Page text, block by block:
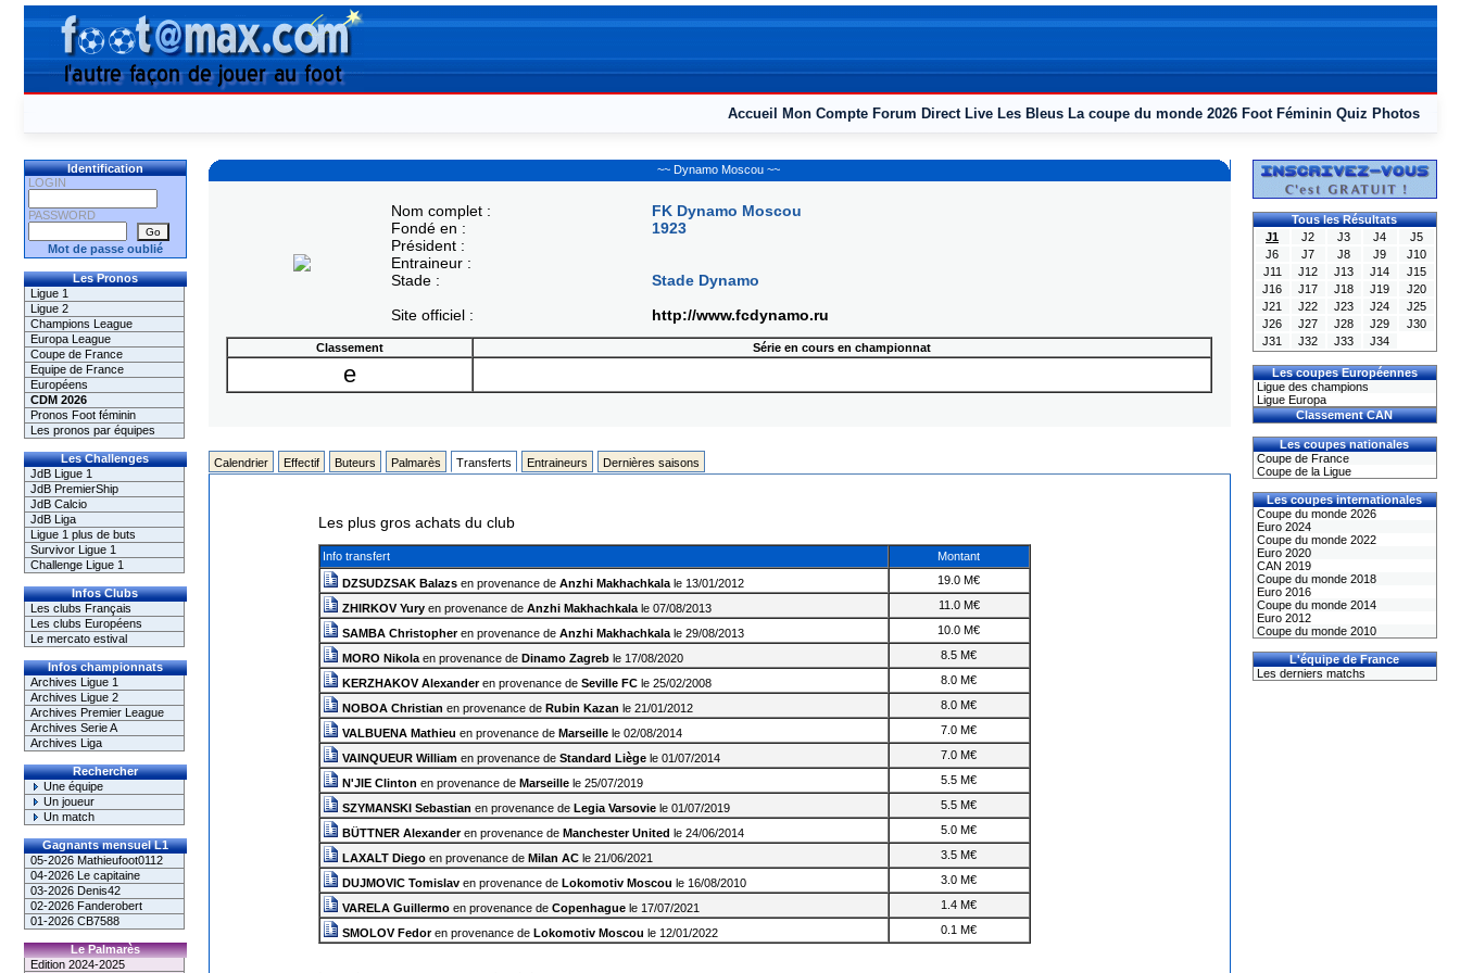
Accueil Mon Compte Forum Direct Live Les Bleus La coupe du monde 2026 Foot Féminin Quiz Photos
Identification
LOGIN
PASSWORD
Mot de passe oublié
Les Pronos
Ligue 1
Ligue 2
Champions League
Europa League
Coupe de France
Equipe de France
Européens
CDM 2026
Pronos Foot féminin
Les pronos par équipes
Les Challenges
JdB Ligue 1
JdB PremierShip
JdB Calcio
JdB Liga
Ligue 1 plus de buts
Survivor Ligue 1
Challenge Ligue 1
Infos Clubs
Les clubs Français
Les clubs Européens
Le mercato estival
Infos championnats
Archives Ligue 1
Archives Ligue 2
Archives Premier League
Archives Serie A
Archives Liga
Rechercher
Une équipe
Un joueur
Un match
Gagnants mensuel L1
05-2026 Mathieufoot0112
04-2026 Le capitaine
03-2026 Denis42
02-2026 Fanderobert
01-2026 CB7588
Le Palmarès
Edition 2024-2025
~~ Dynamo Moscou ~~
Nom complet :
Fondé en :
Président :
Entraineur :
Stade :
Site officiel :
FK Dynamo Moscou
1923
Stade Dynamo
http://www.fcdynamo.ru
Classement Série en cours en championnat
e
Calendrier Effectif Buteurs Palmarès Transferts Entraineurs Dernières saisons
Les plus gros achats du club
Info transfert Montant
DZSUDZSAK Balazsen provenance de Anzhi Makhachkalale 13/01/2012 19.0 M€
ZHIRKOV Yuryen provenance de Anzhi Makhachkalale 07/08/2013 11.0 M€
SAMBA Christopheren provenance de Anzhi Makhachkalale 29/08/2013 10.0 M€
MORO Nikolaen provenance de Dinamo Zagreble 17/08/2020 8.5 M€
KERZHAKOV Alexanderen provenance de Seville FCle 25/02/2008 8.0 M€
NOBOA Christian en provenance de Rubin Kazan le 21/01/2012 8.0 M€
VALBUENA Mathieu en provenance de Marseillele 02/08/2014 7.0 M€
VAINQUEUR William en provenance de Standard Liègele 01/07/2014 7.0 M€
N'JIE Clinton en provenance de Marseillele 25/07/2019 5.5 M€
SZYMANSKI Sebastian en provenance de Legia Varsoviele 01/07/2019 5.5 M€
BÜTTNER Alexanderen provenance de Manchester United le 24/06/2014 5.0 M€
LAXALT Diegoen provenance de Milan ACle 21/06/2021 3.5 M€
DUJMOVIC Tomislaven provenance de Lokomotiv Moscou le 16/08/2010 3.0 M€
VARELA Guillermoen provenance de Copenhaguele 17/07/2021 1.4 M€
SMOLOV Fedoren provenance de Lokomotiv Moscou le 12/01/2022 0.1 M€
Tous les Résultats
J1
J2 J3 J4
J5
J6
J7 J8 J9
J10
J11
J12 J13 J14
J15
J16
J17 J18 J19
J20
J21
J22 J23 J24
J25
J26
J27 J28 J29
J30
J31
J32 J33 J34
Les coupes Européennes
Ligue des champions
Ligue Europa
Classement CAN
Les coupes nationales
Coupe de France
Coupe de la Ligue
Les coupes internationales
Coupe du monde 2026
Euro 2024
Coupe du monde 2022
Euro 2020
CAN 2019
Coupe du monde 2018
Euro 2016
Coupe du monde 2014
Euro 2012
Coupe du monde 2010
L'équipe de France
Les derniers matchs